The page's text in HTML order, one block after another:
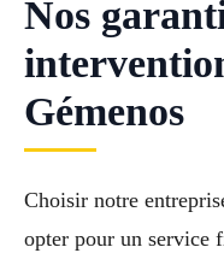
Nos
Gémenos
Choisir notre
opter pour un service